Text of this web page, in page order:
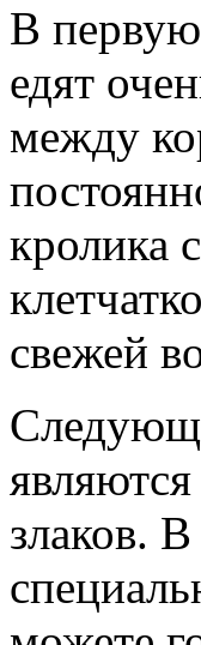
В
едят
между
кролика
свежей
злаков.